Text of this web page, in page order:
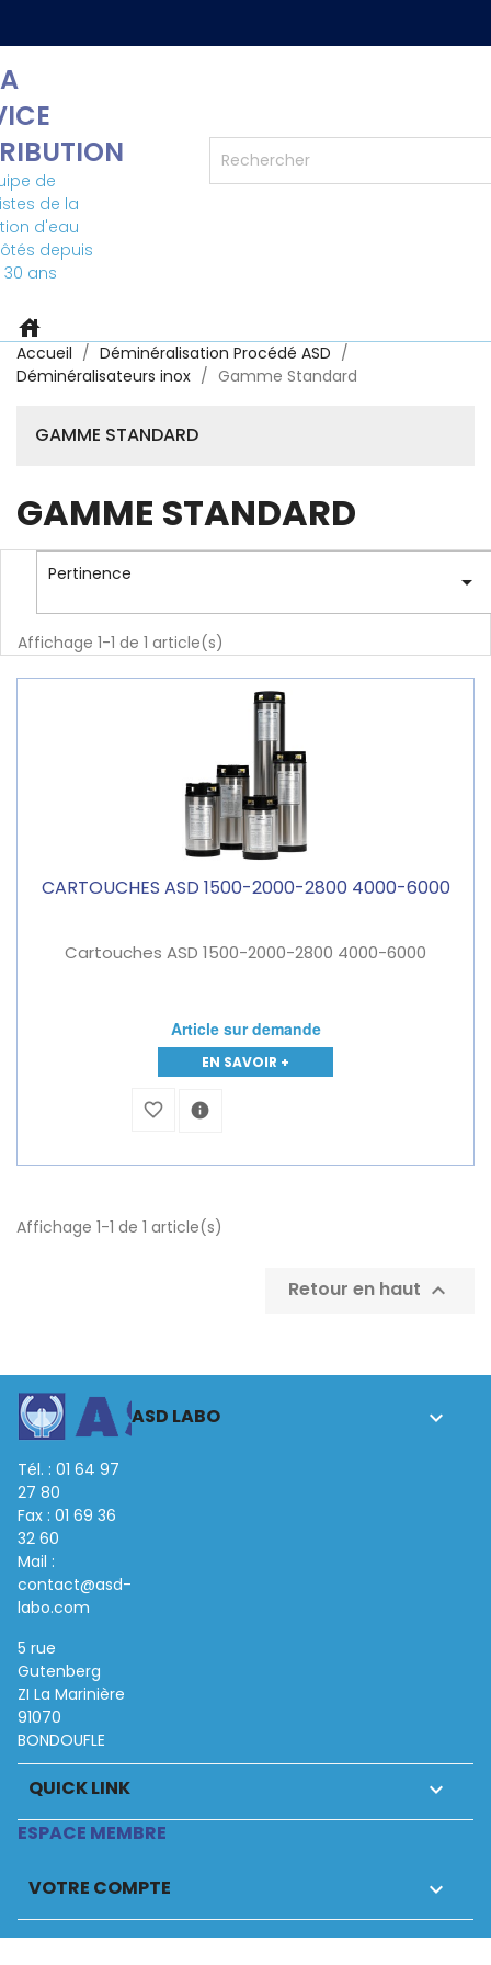
de
de la
d'eau
depuis
ans
house
Accueil
Déminéralisation Procédé ASD
Déminéralisateurs inox
Gamme Standard
GAMME STANDARD
GAMME STANDARD
Pertinence 
Affichage 1-1 de 1 article(s)
CARTOUCHES ASD 1500-2000-2800 4000-6000
Cartouches ASD 1500-2000-2800 4000-6000
Article sur demande
EN SAVOIR +
info
favorite_border
Affichage 1-1 de 1 article(s)
Retour en haut 
Tél. : 01 64 97
27 80
Fax : 01 69 36
32 60
Mail :
contact@asd-
labo.com
5 rue
Gutenberg
ZI La Marinière
91070
BONDOUFLE
ASD LABO 
QUICK LINK 
ESPACE MEMBRE
VOTRE COMPTE 